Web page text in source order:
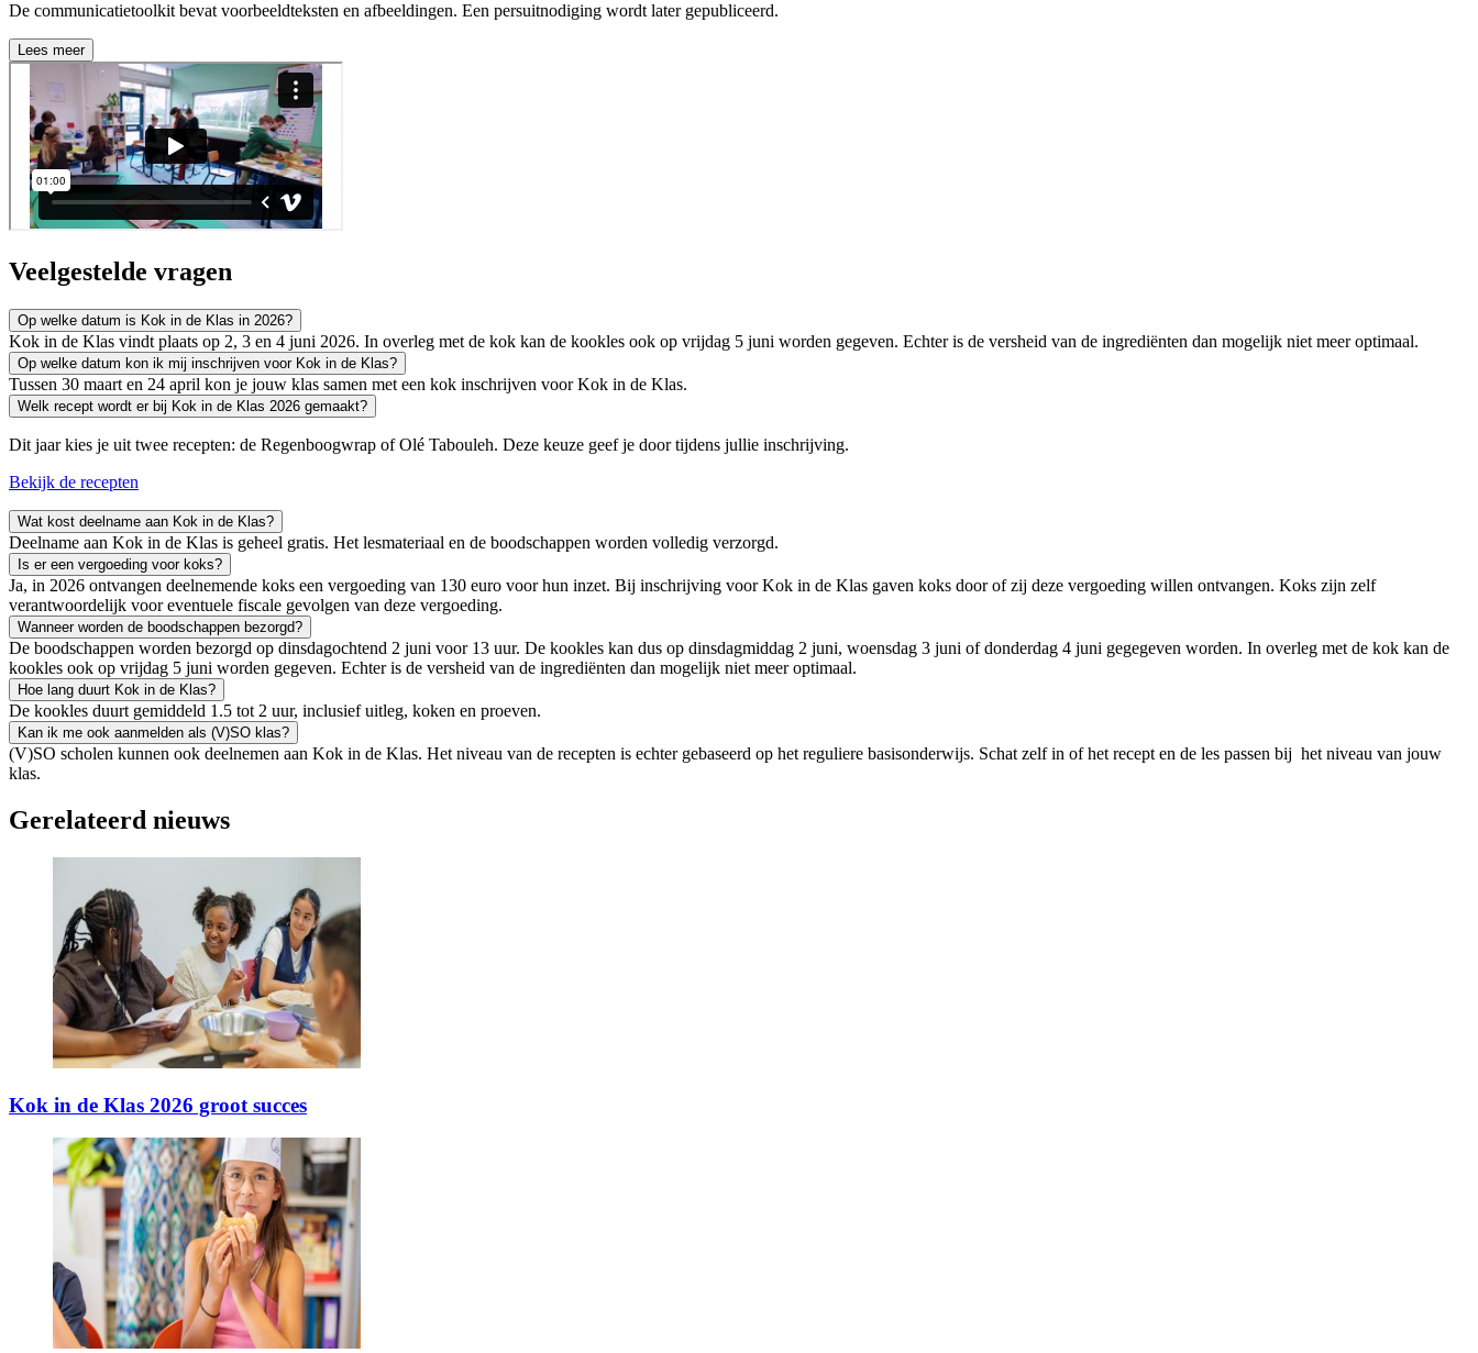
De communicatietoolkit bevat voorbeeldteksten en afbeeldingen. Een persuitnodiging wordt later gepubliceerd.
Lees meer
Veelgestelde vragen
Op welke datum is Kok in de Klas in 2026?
Kok in de Klas vindt plaats op 2, 3 en 4 juni 2026. In overleg met de kok kan de kookles ook op vrijdag 5 juni worden gegeven. Echter is de versheid van de ingrediënten dan mogelijk niet meer optimaal.
Op welke datum kon ik mij inschrijven voor Kok in de Klas?
Tussen 30 maart en 24 april kon je jouw klas samen met een kok inschrijven voor Kok in de Klas.
Welk recept wordt er bij Kok in de Klas 2026 gemaakt?
Dit jaar kies je uit twee recepten: de Regenboogwrap of Olé Tabouleh. Deze keuze geef je door tijdens jullie inschrijving.
Bekijk de recepten
Wat kost deelname aan Kok in de Klas?
Deelname aan Kok in de Klas is geheel gratis. Het lesmateriaal en de boodschappen worden volledig verzorgd.
Is er een vergoeding voor koks?
Ja, in 2026 ontvangen deelnemende koks een vergoeding van 130 euro voor hun inzet. Bij inschrijving voor Kok in de Klas gaven koks door of zij deze vergoeding willen ontvangen. Koks zijn zelf
verantwoordelijk voor eventuele fiscale gevolgen van deze vergoeding.
Wanneer worden de boodschappen bezorgd?
De boodschappen worden bezorgd op dinsdagochtend 2 juni voor 13 uur. De kookles kan dus op dinsdagmiddag 2 juni, woensdag 3 juni of donderdag 4 juni gegegeven worden. In overleg met de kok kan de
kookles ook op vrijdag 5 juni worden gegeven. Echter is de versheid van de ingrediënten dan mogelijk niet meer optimaal.
Hoe lang duurt Kok in de Klas?
De kookles duurt gemiddeld 1.5 tot 2 uur, inclusief uitleg, koken en proeven.
Kan ik me ook aanmelden als (V)SO klas?
(V)SO scholen kunnen ook deelnemen aan Kok in de Klas. Het niveau van de recepten is echter gebaseerd op het reguliere basisonderwijs. Schat zelf in of het recept en de les passen bij het niveau van jouw
klas.
Gerelateerd nieuws
Kok in de Klas 2026 groot succes